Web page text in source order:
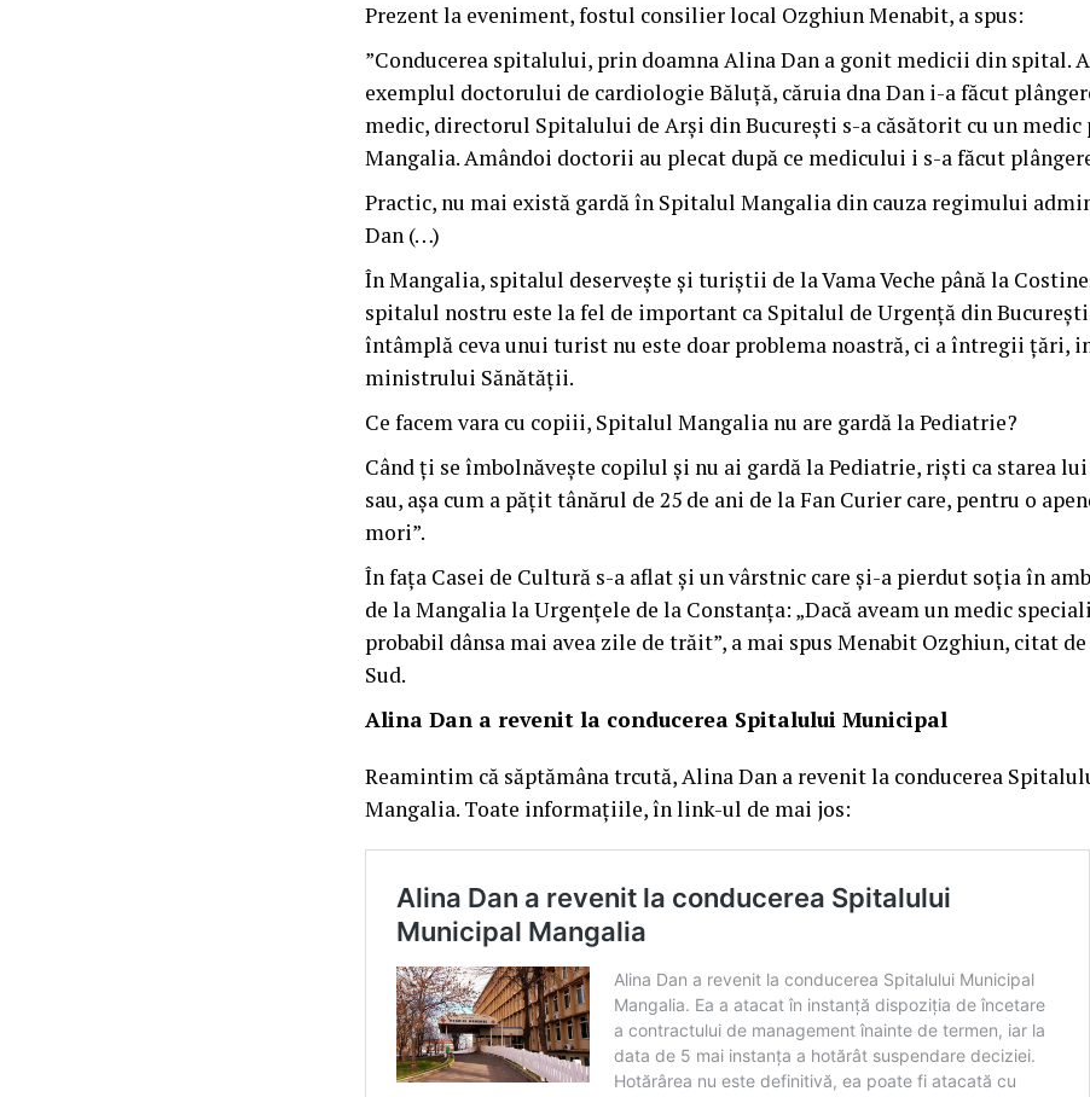
Prezent la eveniment, fostul consilier local Ozghiun Menabit, a spus:
”Conducerea spitalului, prin doamna Alina Dan a gonit medicii din spital.
exemplul doctorului de cardiologie Băluță, căruia dna Dan i-a făcut
medic, directorul Spitalului de Arși din București s-a căsătorit cu un
Mangalia. Amândoi doctorii au plecat după ce medicului i s-a făcut
Practic, nu mai există gardă în Spitalul Mangalia din cauza regimului
Dan (…)
În Mangalia, spitalul deservește și turiștii de la Vama Veche până la
spitalul nostru este la fel de important ca Spitalul de Urgență din București.
întâmplă ceva unui turist nu este doar problema noastră, ci a întregii țări,
ministrului Sănătății.
Ce facem vara cu copiii, Spitalul Mangalia nu are gardă la Pediatrie?
Când ți se îmbolnăvește copilul și nu ai gardă la Pediatrie, riști ca starea lui
sau, așa cum a pățit tânărul de 25 de ani de la Fan Curier care, pentru o
mori”.
În fața Casei de Cultură s-a aflat și un vârstnic care și-a pierdut soția în
de la Mangalia la Urgențele de la Constanța: „Dacă aveam un medic
probabil dânsa mai avea zile de trăit”, a mai spus Menabit Ozghiun, citat
Sud.
Alina Dan a revenit la conducerea Spitalului Municipal
Reamintim că săptămâna trcută, Alina Dan a revenit la conducerea
Mangalia. Toate informațiile, în link-ul de mai jos: